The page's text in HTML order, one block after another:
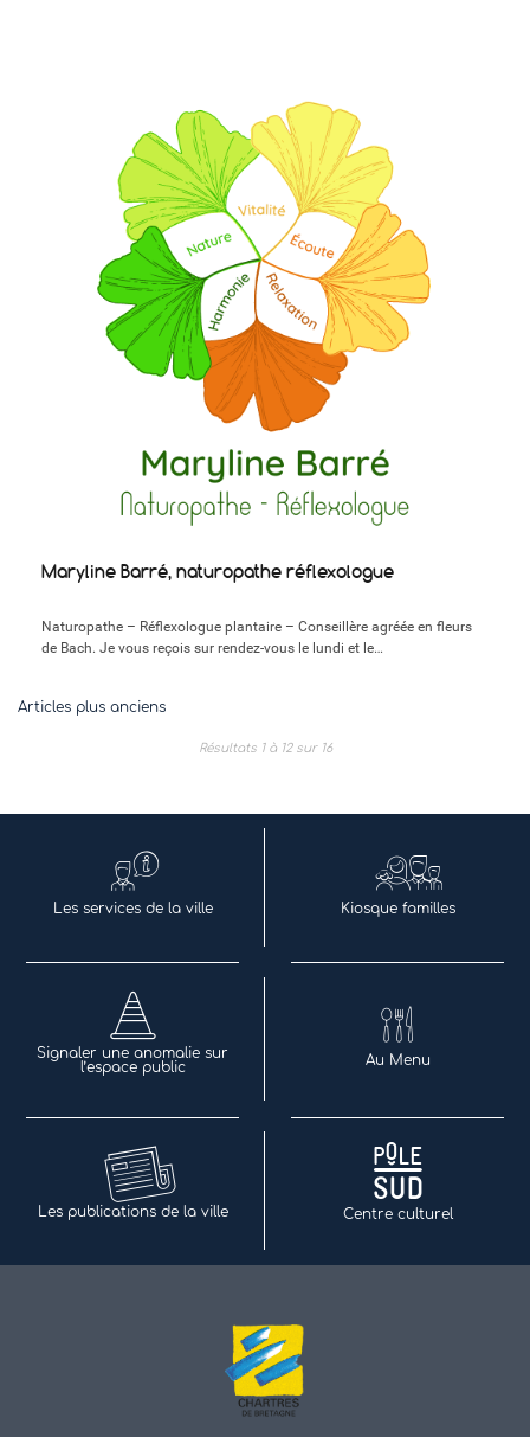
Maryline Barré, naturopathe réflexologue
Naturopathe – Réflexologue plantaire – Conseillère agréée en fleurs
de Bach. Je vous reçois sur rendez-vous le lundi et le…
Navigation
Articles plus anciens
Résultats 1 à 12 sur 16
Les services de la ville Kiosque familles
Signaler une anomalie sur
l’espace public
Au Menu
Les publications de la ville Centre culturel